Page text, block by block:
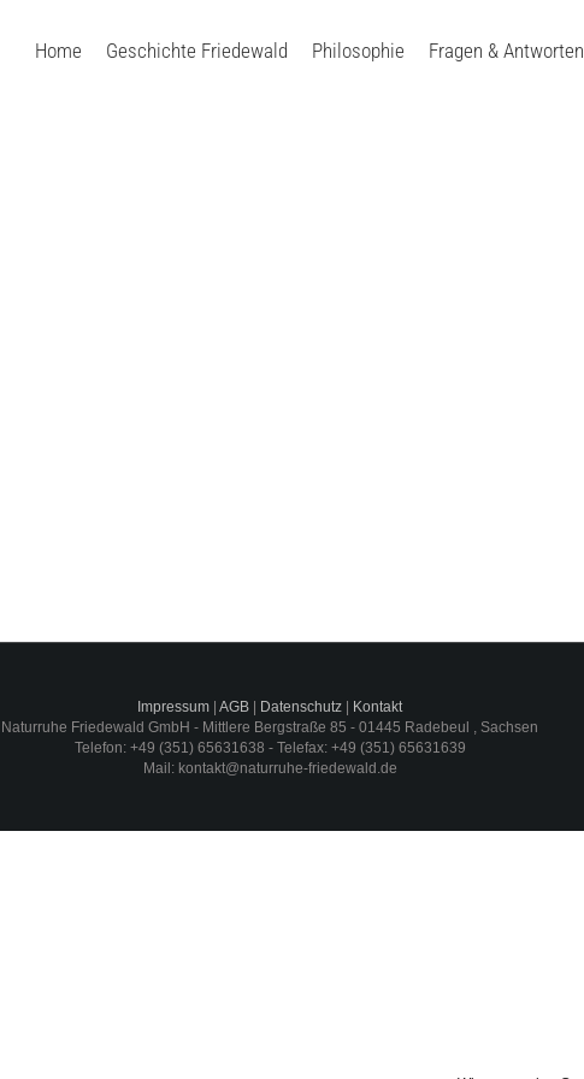
Home Geschichte Friedewald Philosophie Fragen & Antworten
Impressum AGB Datenschutz
Kontakt
Naturruhe Friedewald GmbH - Mittlere Bergstraße 85 - 01445 Radebeul , Sachsen
Telefon: +49 (351) 65631638 - Telefax: +49 (351) 65631639
Mail: kontakt@naturruhe-friedewald.de